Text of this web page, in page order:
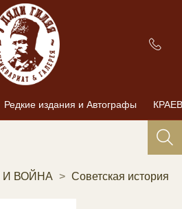
Редкие издания и Автографы
И ВОЙНА Советская история